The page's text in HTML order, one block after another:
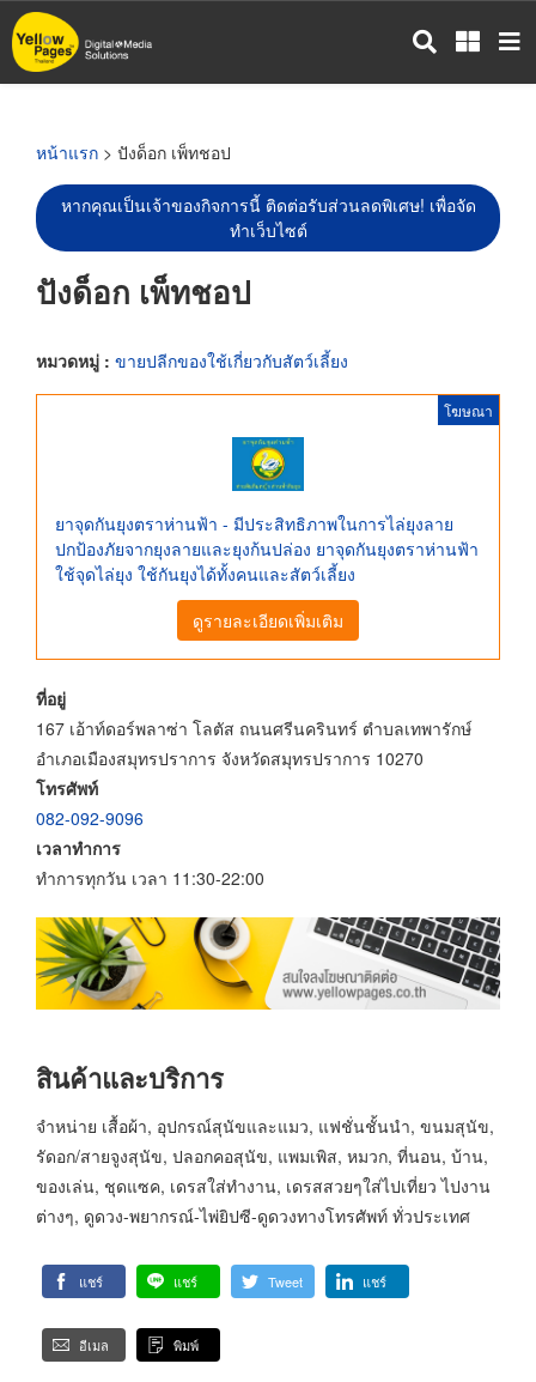
ข้าม
ไป
หน้าแรก > ปังด็อก เพ็ทชอป
หากคุณเป็นเจ้าของกิจการนี้ ติดต่อรับส่วนลดพิเศษ! เพื่อจัด
ทำเว็บไซต์
ปังด็อก เพ็ทชอป
หมวดหมู่ : ขายปลีกของใช้เกี่ยวกับสัตว์เลี้ยง
โฆษณา
ยาจุดกันยุงตราห่านฟ้า - มีประสิทธิภาพในการไล่ยุงลาย
ปกป้องภัยจากยุงลายและยุงก้นปล่อง ยาจุดกันยุงตราห่านฟ้า
ใช้จุดไล่ยุง ใช้กันยุงได้ทั้งคนและสัตว์เลี้ยง
ดูรายละเอียดเพิ่มเติม
ที่อยู่
167 เอ้าท์ดอร์พลาซ่า โลตัส ถนนศรีนครินทร์ ตำบลเทพารักษ์
อำเภอเมืองสมุทรปราการ จังหวัดสมุทรปราการ 10270
โทรศัพท์
082-092-9096
เวลาทำการ
ทำการทุกวัน เวลา 11:30-22:00
สินค้าและบริการ
จำหน่าย เสื้อผ้า, อุปกรณ์สุนัขและแมว, แฟชั่นชั้นนำ, ขนมสุนัข,
รัดอก/สายจูงสุนัข, ปลอกคอสุนัข, แพมเพิส, หมวก, ที่นอน, บ้าน,
ของเล่น, ชุดแซค, เดรสใส่ทำงาน, เดรสสวยๆใส่ไปเที่ยว ไปงาน
ต่างๆ, ดูดวง-พยากรณ์-ไพ่ยิปซี-ดูดวงทางโทรศัพท์ ทั่วประเทศ
แชร์ แชร์ Tweet แชร์
อีเมล พิมพ์